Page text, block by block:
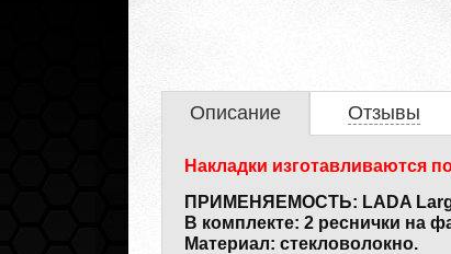
Описание Отзывы
Накладки изготавливаются
ПРИМЕНЯЕМОСТЬ: LADA
В комплекте: 2 реснички на
Материал: стекловолокно.